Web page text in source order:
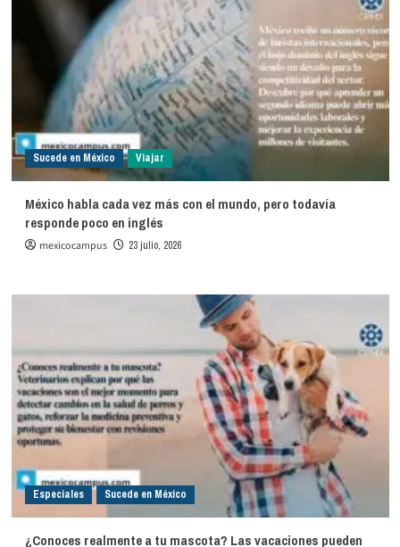
Sucede en México Viajar
México habla cada vez más con el mundo, pero todavía
responde poco en inglés
mexicocampus 23 julio, 2026
Especiales Sucede en México
¿Conoces realmente a tu mascota? Las vacaciones pueden